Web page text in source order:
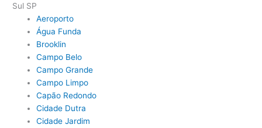
Sul SP
Aeroporto
Água Funda
Brooklin
Campo Belo
Campo Grande
Campo Limpo
Capão Redondo
Cidade Dutra
Cidade Jardim